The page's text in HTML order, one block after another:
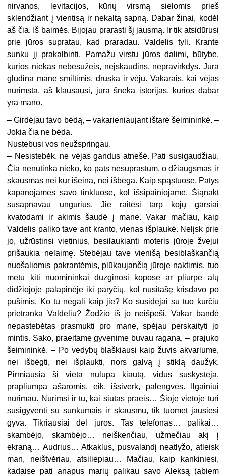
nirvanos, levitacijos, kūnų virsmą sielomis prieš
sklendžiant į vientisą ir nekaltą sapną. Dabar žinai, kodėl
aš čia. Iš baimės. Bijojau prarasti šį jausmą. Ir tik atsidūrusi
prie jūros supratau, kad praradau. Valdelis tyli. Krante
sunku jį prakalbinti. Pamažu virstu jūros dalimi, būtybe,
kurios niekas nebesužeis, neįskaudins, nepravirkdys. Jūra
gludina mane smiltimis, druska ir vėju. Vakarais, kai vėjas
nurimsta, aš klausausi, jūra šneka istorijas, kurios dabar
yra mano.
–Girdėjau tavo bėdą, – vakarieniaujant ištarė šeimininkė. –
Jokia čia ne bėda.
Nustebusi vos neužspringau.
– Nesistebėk, ne vėjas gandus atnešė. Pati susigaudžiau.
Čia nenutinka nieko, ko pats nesuprastum, o džiaugsmas ir
skausmas nei kur išeina, nei išbėga. Kaip spąstuose. Patys
kapanojamės savo tinkluose, kol išsipainiojame. Šiąnakt
susapnavau ungurius. Jie raitėsi tarp kojų garsiai
kvatodami ir akimis šaudė į mane. Vakar mačiau, kaip
Valdelis paliko tave ant kranto, vienas išplaukė. Nelįsk prie
jo, užrūstinsi vietinius, besilaukianti moteris jūroje žvejui
prišaukia nelaimę. Stebėjau tave vienišą besiblaškančią
nuošaliomis pakrantėmis, plūkaujančią jūroje naktimis, tuo
metu kiti nuomininkai dūzginosi kopose ar pliurpė alų
didžiojoje palapinėje iki paryčių, kol nusitašę krisdavo po
pušimis. Ko tu negali kaip jie? Ko susidėjai su tuo kurčiu
prietranka Valdeliu? Žodžio iš jo neišpeši. Vakar bandė
nepastebėtas prasmukti pro mane, spėjau perskaityti jo
mintis. Sako, praeitame gyvenime buvau ragana, – prajuko
šeimininkė. – Po vedybų blaškiausi kaip žuvis akvariume,
nei išbėgti, nei išplaukti, nors galvą į stiklą daužyk.
Pirmiausia ši vieta nulupa kiautą, vidus suskystėja,
prapliumpa ašaromis, eik, išsiverk, palengvės. Ilgainiui
nurimau. Nurimsi ir tu, kai siutas praeis… Šioje vietoje turi
susigyventi su sunkumais ir skausmu, tik tuomet jausiesi
gyva. Tikriausiai dėl jūros. Tas telefonas… palikai…
skambėjo, skambėjo… neiškenčiau, užmečiau akį į
ekraną… Audrius… Atkaklus, pusvalandį neatlyžo, atleisk
man, neištvėriau, atsiliepiau… Mačiau, kaip kankiniesi,
kadaise pati anapus marių palikau savo Aleksą (abiem